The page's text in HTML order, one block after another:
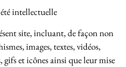
intellectuelle
site, incluant, de façon non
images, textes, vidéos,
gifs et icônes ainsi que leur mise